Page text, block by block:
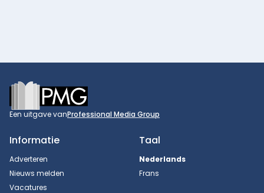
Footer
Een uitgave vanProfessional Media Group
Informatie
Adverteren
Nieuws melden
Vacatures
Taal
Nederlands
Frans